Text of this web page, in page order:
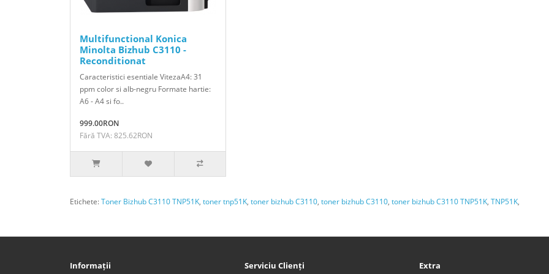
Multifunctional Konica
Minolta Bizhub C3110 -
Reconditionat
Caracteristici esentiale VitezaA4: 31
ppm color si alb-negru Formate hartie:
A6 - A4 si fo..
999.00RON
Fără TVA: 825.62RON
Etichete:Toner Bizhub C3110 TNP51K, toner tnp51K, toner bizhub C3110, toner bizhub C3110, toner bizhub C3110 TNP51K, TNP51K,
Informații Serviciu Clienți Extra